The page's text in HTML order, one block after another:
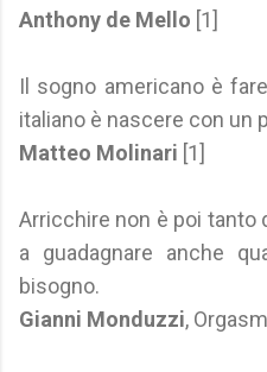
Anthony de Mello [1]
Il sogno americano è
italiano è nascere con un
Matteo Molinari [1]
Arricchire non è poi tanto
a guadagnare anche
bisogno.
Gianni Monduzzi,